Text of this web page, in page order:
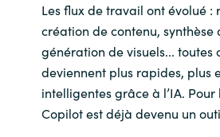
Les flux de travail ont évolué :
création de contenu, synthèse
génération de visuels... toutes
deviennent plus rapides, plus
intelligentes grâce à l’IA.
Copilot est déjà devenu un